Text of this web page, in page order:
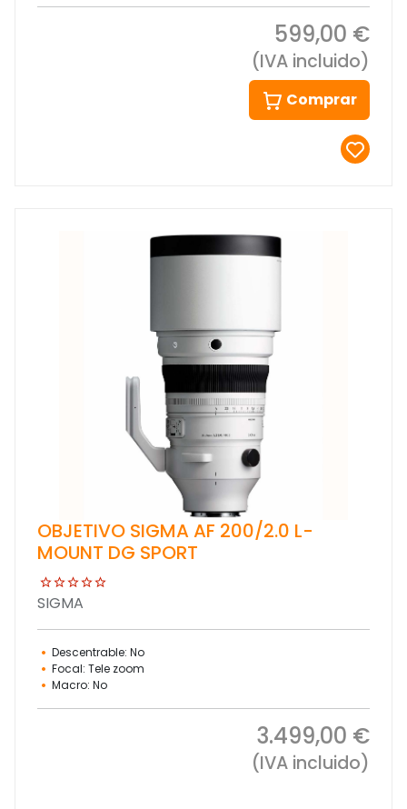
599,00 €
(IVA incluido)
Comprar
OBJETIVO SIGMA AF 200/2.0 L-
MOUNT DG SPORT
SIGMA
Descentrable: No
Focal: Tele zoom
Macro: No
3.499,00 €
(IVA incluido)